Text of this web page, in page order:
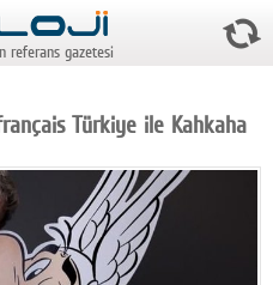
referans gazetesi
Türkiye ile Kahkaha